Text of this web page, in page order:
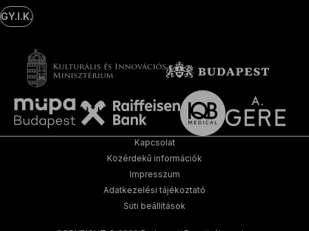
GY.I.K.
Kapcsolat
Közérdekű információk
Impresszum
Adatkezelési tájékoztató
Süti beállítások